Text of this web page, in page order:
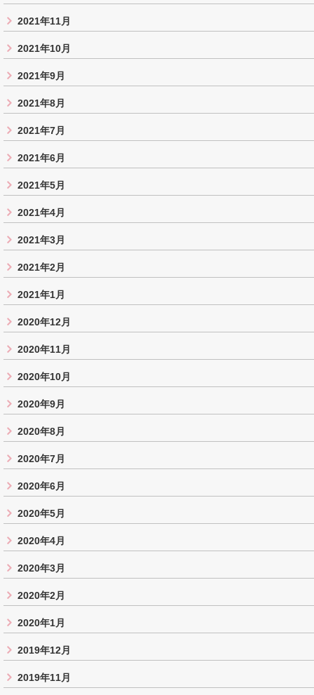
2021年11月
2021年10月
2021年9月
2021年8月
2021年7月
2021年6月
2021年5月
2021年4月
2021年3月
2021年2月
2021年1月
2020年12月
2020年11月
2020年10月
2020年9月
2020年8月
2020年7月
2020年6月
2020年5月
2020年4月
2020年3月
2020年2月
2020年1月
2019年12月
2019年11月